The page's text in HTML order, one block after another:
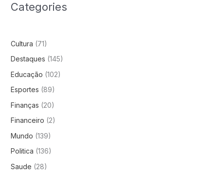
Categories
Cultura (71)
Destaques (145)
Educação (102)
Esportes (89)
Finanças (20)
Financeiro (2)
Mundo (139)
Politica (136)
Saude (28)